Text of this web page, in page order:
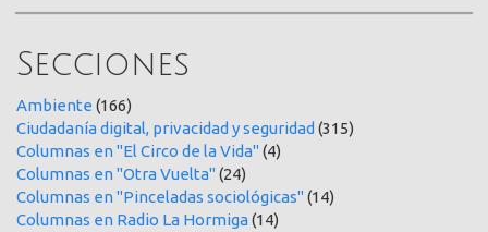
Secciones
Ambiente (166)
Ciudadanía digital, privacidad y seguridad (315)
Columnas en "El Circo de la Vida"(4)
Columnas en "Otra Vuelta"(24)
Columnas en "Pinceladas sociológicas"(14)
Columnas en Radio La Hormiga(14)